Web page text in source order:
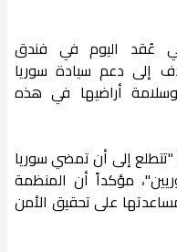
عُقد اليوم في فندق
إلى دعم سيادة سوريا
وسلامة أراضيها في هذه
إلى أن تمضي سوريا
مؤكداً أن المنظمة
على تحقيق الأمن